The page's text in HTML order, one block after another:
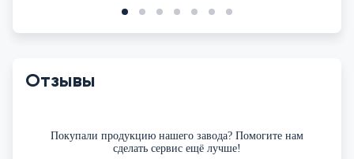
Отзывы
Покупали продукцию нашего завода? Помогите нам
сделать сервис ещё лучше!